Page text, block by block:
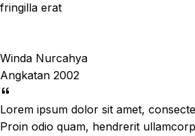
fringilla erat
Winda Nurcahya
Angkatan 2002
Lorem ipsum dolor sit amet,
Proin odio quam, hendrerit